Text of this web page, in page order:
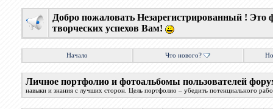
Добро пожаловать Незарегистрированный !
творческих успехов Вам!
Начало Что нового?
Личное портфолио и фотоальбомы пользователей
навыки и знания с лучших сторон. Цель портфолио – убедить потенциального